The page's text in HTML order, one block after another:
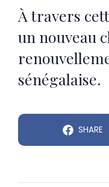
À travers
un nouveau
sénégalaise.
SHARE